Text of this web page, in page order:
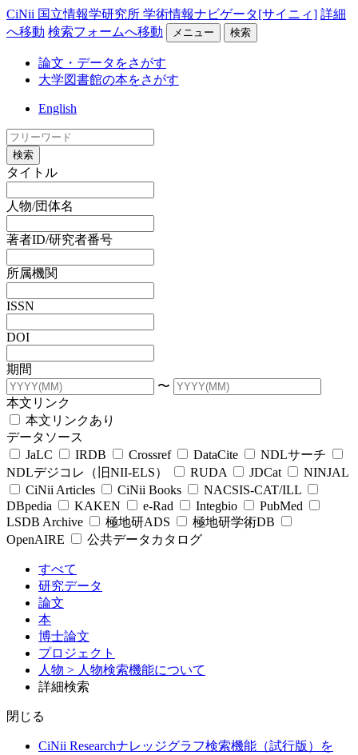
CiNii 国立情報学研究所 学術情報ナビゲータ[サイニィ] 詳細
へ移動 検索フォームへ移動 メニュー 検索
論文・データをさがす
大学図書館の本をさがす
English
検索
タイトル
人物/団体名
著者ID/研究者番号
所属機関
ISSN
DOI
期間
〜
本文リンク
本文リンクあり
データソース
JaLC
IRDB Crossref DataCite
NDLサーチ
NDLデジコレ（旧NII-ELS）
RUDA JDCat
NINJAL
CiNii Articles
CiNii Books
NACSIS-CAT/ILL
DBpedia
KAKEN e-Rad Integbio
PubMed
LSDB Archive
極地研ADS
極地研学術DB
OpenAIRE
公共データカタログ
すべて
研究データ
論文
本
博士論文
プロジェクト
人物 > 人物検索機能について
詳細検索
閉じる
CiNii Researchナレッジグラフ検索機能（試行版）を